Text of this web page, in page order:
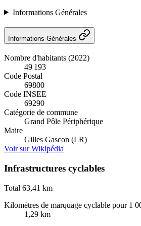
Informations Générales
Informations Générales
Nombre d'habitants (2022)
49 193
Code Postal
69800
Code INSEE
69290
Catégorie de commune
Grand Pôle Périphérique
Maire
Gilles Gascon (LR)
Voir sur Wikipédia
Infrastructures cyclables
Total 63,41 km
Kilomètres de marquage cyclable pour 1
1,29 km